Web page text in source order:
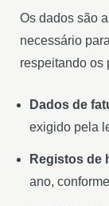
Os dados são
necessário
respeitando os
Dados de
exigido pela
Registos de
ano,